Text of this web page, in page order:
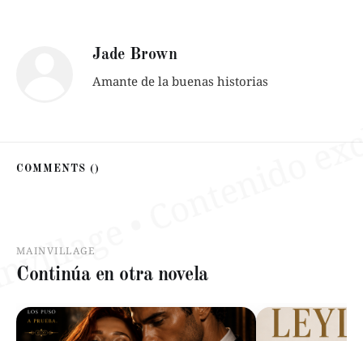
Jade Brown
Amante de la buenas historias
COMMENTS ()
MAINVILLAGE
Continúa en otra novela